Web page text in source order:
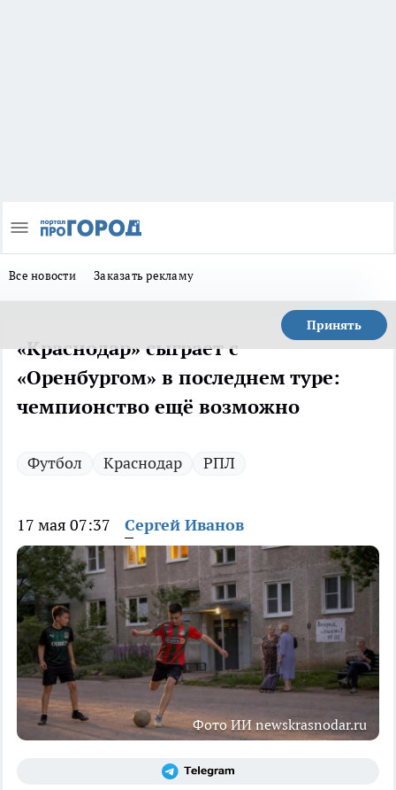
Все новости Заказать рекламу
Принять
«Краснодар» сыграет с
«Оренбургом» в последнем туре:
чемпионство ещё возможно
Футбол Краснодар РПЛ
17 мая 07:37 Сергей Иванов
Фото ИИ newskrasnodar.ru